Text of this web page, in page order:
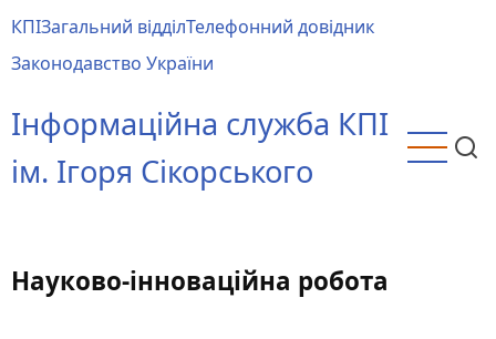
до
основного
КПІЗагальний відділТелефонний довідник
Законодавство України
Інформаційна служба КПІ
ім. Ігоря Сікорського
Науково-інноваційна робота